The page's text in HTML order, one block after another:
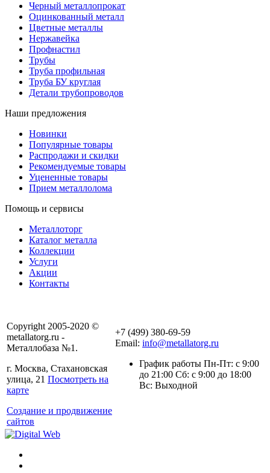
Черный металлопрокат
Оцинкованный металл
Цветные металлы
Нержавейка
Профнастил
Трубы
Труба профильная
Труба БУ круглая
Детали трубопроводов
Наши предложения
Новинки
Популярные товары
Распродажи и скидки
Рекомендуемые товары
Уцененные товары
Прием металлолома
Помощь и сервисы
Металлоторг
Каталог металла
Коллекции
Услуги
Акции
Контакты
Copyright 2005-2020 ©
metallatorg.ru -
Металлобаза №1.
г. Москва, Стахановская
улица, 21 Посмотреть на
карте
Создание и продвижение
сайтов
+7 (499) 380-69-59
Email: info@metallatorg.ru
График работы Пн-Пт: с 9:00
до 21:00 Сб: с 9:00 до 18:00
Вс: Выходной